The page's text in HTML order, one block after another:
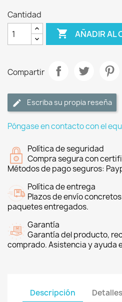
Cantidad
 AÑADIR AL
Compartir
Escriba su propia reseña
Póngase en contacto con el
Política de seguridad
Compra segura con
Métodos de pago seguros:
Política de entrega
Plazos de envío
paquetes entregados.
Garantía
Garantía del producto,
comprado. Asistencia y ayuda
Descripción